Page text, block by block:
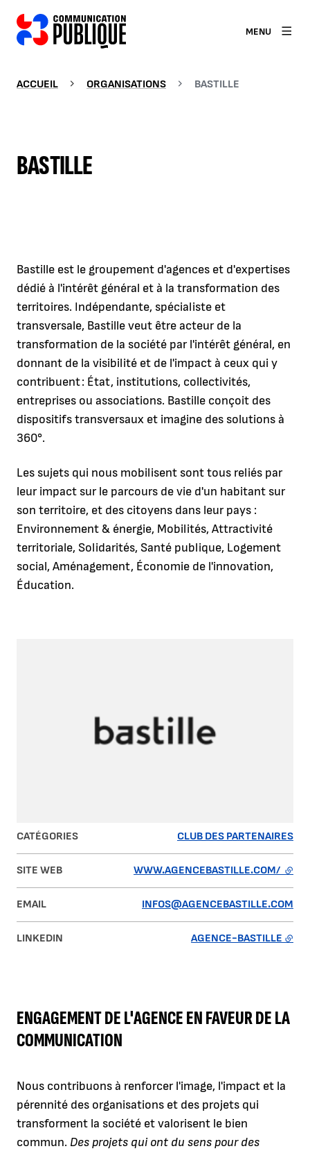
MENU
ACCUEIL ORGANISATIONS BASTILLE
BASTILLE
Bastille est le groupement d'agences et d'expertises
dédié à l'intérêt général et à la transformation des
territoires. Indépendante, spécialiste et
transversale, Bastille veut être acteur de la
transformation de la société par l'intérêt général, en
donnant de la visibilité et de l'impact à ceux qui y
contribuent : État, institutions, collectivités,
entreprises ou associations. Bastille conçoit des
dispositifs transversaux et imagine des solutions à
360°.
Les sujets qui nous mobilisent sont tous reliés par
leur impact sur le parcours de vie d'un habitant sur
son territoire, et des citoyens dans leur pays :
Environnement & énergie, Mobilités, Attractivité
territoriale, Solidarités, Santé publique, Logement
social, Aménagement, Économie de l'innovation,
Éducation.
CATÉGORIES CLUB DES PARTENAIRES
SITE WEB WWW.AGENCEBASTILLE.COM/ -
EMAIL INFOS@AGENCEBASTILLE.COM
LINKEDIN AGENCE-BASTILLE
ENGAGEMENT DE L'AGENCE EN FAVEUR DE LA
COMMUNICATION
Nous contribuons à renforcer l'image, l'impact et la
pérennité des organisations et des projets qui
transforment la société et valorisent le bien
commun. Des projets qui ont du sens pour des